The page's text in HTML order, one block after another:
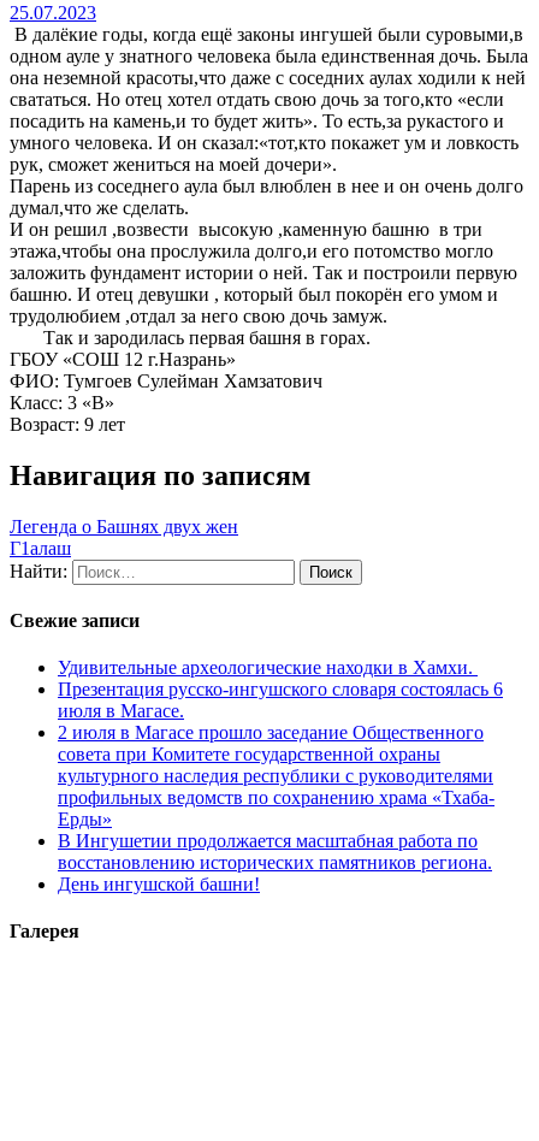
25.07.2023
В далёкие годы, когда ещё законы ингушей были суровыми,в
одном ауле у знатного человека была единственная дочь. Была
она неземной красоты,что даже с соседних аулах ходили к ней
свататься. Но отец хотел отдать свою дочь за того,кто «если
посадить на камень,и то будет жить». То есть,за рукастого и
умного человека. И он сказал:«тот,кто покажет ум и ловкость
рук, сможет жениться на моей дочери».
Парень из соседнего аула был влюблен в нее и он очень долго
думал,что же сделать.
И он решил ,возвести высокую ,каменную башню в три
этажа,чтобы она прослужила долго,и его потомство могло
заложить фундамент истории о ней. Так и построили первую
башню. И отец девушки , который был покорён его умом и
трудолюбием ,отдал за него свою дочь замуж.
Так и зародилась первая башня в горах.
ГБОУ «СОШ 12 г.Назрань»
ФИО: Тумгоев Сулейман Хамзатович
Класс: 3 «В»
Возраст: 9 лет
Навигация по записям
Легенда о Башнях двух жен
Г1алаш
Найти:
Свежие записи
Удивительные археологические находки в Хамхи.
Презентация русско-ингушского словаря состоялась 6
июля в Магасе.
2 июля в Магасе прошло заседание Общественного
совета при Комитете государственной охраны
культурного наследия республики с руководителями
профильных ведомств по сохранению храма «Тхаба-
Ерды»
В Ингушетии продолжается масштабная работа по
восстановлению исторических памятников региона.
День ингушской башни!
Галерея